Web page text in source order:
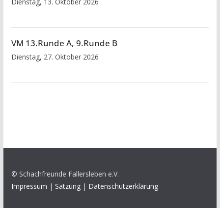
VM 13.Runde A, 9.Runde B
Dienstag, 27. Oktober 2026
© Schachfreunde Fallersleben e.V.
Impressum | Satzung| Datenschutzerklärung